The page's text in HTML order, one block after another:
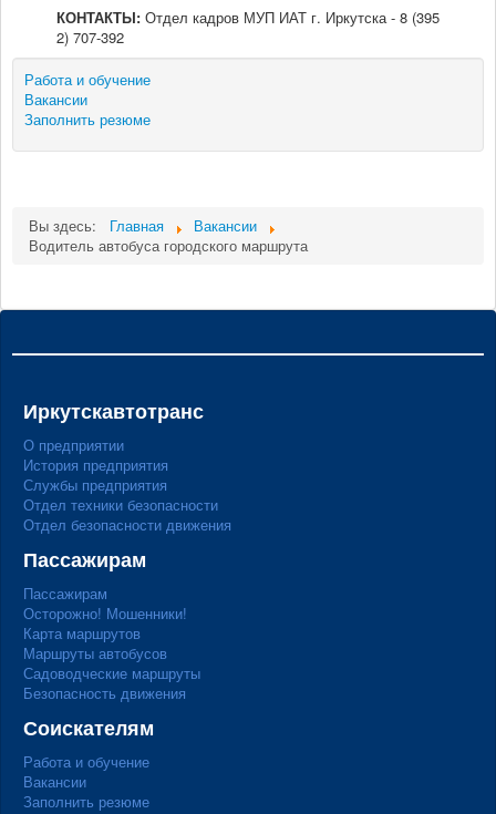
КОНТАКТЫ: Отдел кадров МУП ИАТ г. Иркутска - 8 (395
2) 707-392
Работа и обучение
Вакансии
Заполнить резюме
Вы здесь: Главная
Вакансии
Водитель автобуса городского маршрута
Иркутскавтотранс
О предприятии
История предприятия
Службы предприятия
Отдел техники безопасности
Отдел безопасности движения
Пассажирам
Пассажирам
Осторожно! Мошенники!
Карта маршрутов
Маршруты автобусов
Садоводческие маршруты
Безопасность движения
Соискателям
Работа и обучение
Вакансии
Заполнить резюме